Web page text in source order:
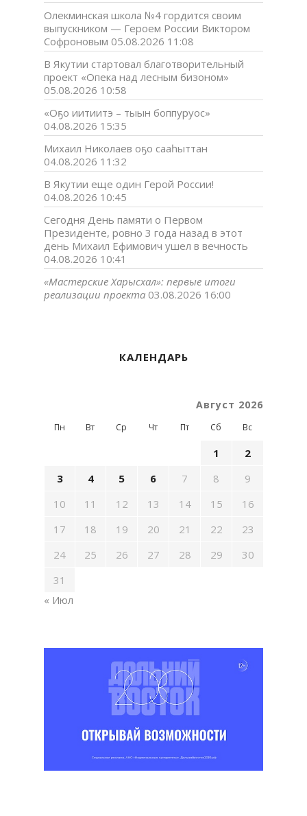
Олекминская школа №4 гордится своим
выпускником — Героем России Виктором
Софроновым 05.08.2026 11:08
В Якутии стартовал благотворительный
проект «Опека над лесным бизоном»
05.08.2026 10:58
«Оҕо иитиитэ – тыын боппуруос»
04.08.2026 15:35
Михаил Николаев оҕо сааһыттан
04.08.2026 11:32
В Якутии еще один Герой России!
04.08.2026 10:45
Сегодня День памяти о Первом
Президенте, ровно 3 года назад в этот
день Михаил Ефимович ушел в вечность
04.08.2026 10:41
«Мастерские Харысхал»: первые итоги
реализации проекта 03.08.2026 16:00
КАЛЕНДАРЬ
Август 2026
Пн Вт Ср Чт Пт Сб Вс
1
2
3
4 5 6 7 8
9
10
11 12 13 14 15
16
17
18 19 20 21 22
23
24
25 26 27 28 29
30
31
« Июл